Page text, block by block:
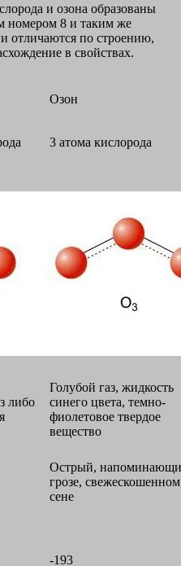
и озона образованы
номером 8 и таким же
отличаются по строению,
в свойствах.
Озон
3 атома кислорода
либо
Голубой газ, жидкость
синего цвета, темно-
фиолетовое твердое
вещество
Острый,
грозе, свежескошенном
сене
-193